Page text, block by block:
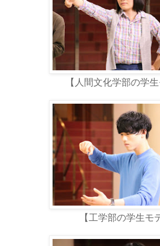
【人間文化学部の学生
【工学部の学生モ